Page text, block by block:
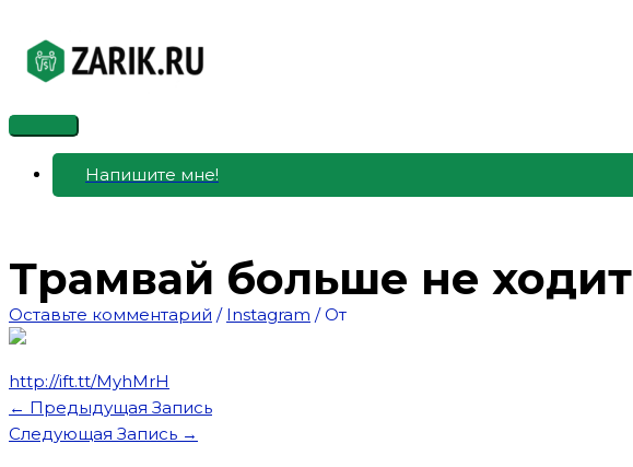
содержимому
Главное
меню
Напишите мне!
Трамвай больше не ходит
Оставьте комментарий / Instagram / От
http://ift.tt/MyhMrH
← Предыдущая Запись
Следующая Запись →